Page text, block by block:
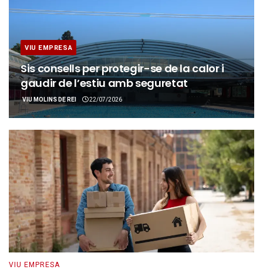
VIU EMPRESA
Sis consells per protegir-se de la calor i
gaudir de l’estiu amb seguretat
VIU MOLINS DE REI 22/07/2026
VIU EMPRESA